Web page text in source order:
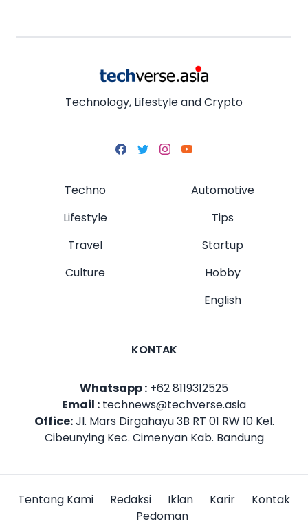
Technology, Lifestyle and Crypto
Techno
Lifestyle
Travel
Culture
Automotive
Tips
Startup
Hobby
English
KONTAK
Whatsapp : +62 8119312525
Email : technews@techverse.asia
Office:Jl. Mars Dirgahayu 3B RT 01 RW 10 Kel.
Cibeunying Kec. Cimenyan Kab. Bandung
Tentang Kami Redaksi Iklan Karir
Kontak
Pedoman